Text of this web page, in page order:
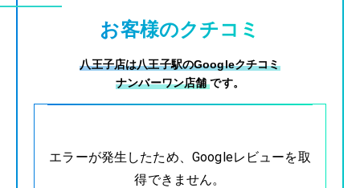
お客様のクチコミ
八王子店は八王子駅のGoogleクチコミ
ナンバーワン店舗です。
エラーが発生したため、Googleレビューを取
得できません。